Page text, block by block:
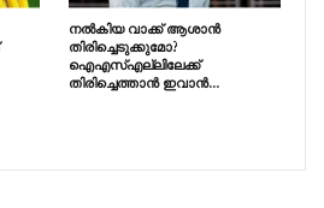
നൽകിയ വാക്ക് ആശാൻ
തിരിച്ചെടുക്കുമോ?
ഐഎസ്എല്ലിലേക്ക്
തിരിച്ചെത്താൻ ഇവാൻ…